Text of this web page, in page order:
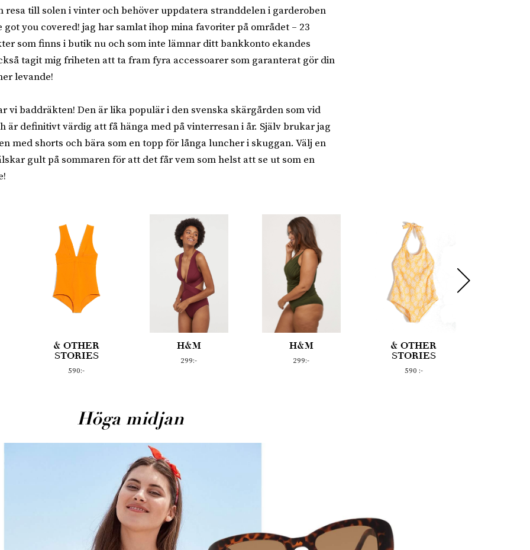
resa till solen i vinter och behöver uppdatera stranddelen i garderoben
got you covered! jag har samlat ihop mina favoriter på området – 23
som finns i butik nu och som inte lämnar ditt bankkonto ekandes
tagit mig friheten att ta fram fyra accessoarer som garanterat gör din
levande!
vi baddräkten! Den är lika populär i den svenska skärgården som vid
är definitivt värdig att få hänga med på vinterresan i år. Själv brukar jag
med shorts och bära som en topp för långa luncher i skuggan. Välj en
gult på sommaren för att det får vem som helst att se ut som en
H&M
299:-
H&M
299:-
& OTHER
STORIES
NELLY
149 :-
Höga midjan